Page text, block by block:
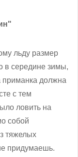
льду размер
в середине зимы,
приманка должна
с тем
ловить на
собой
тяжелых
придумаешь.